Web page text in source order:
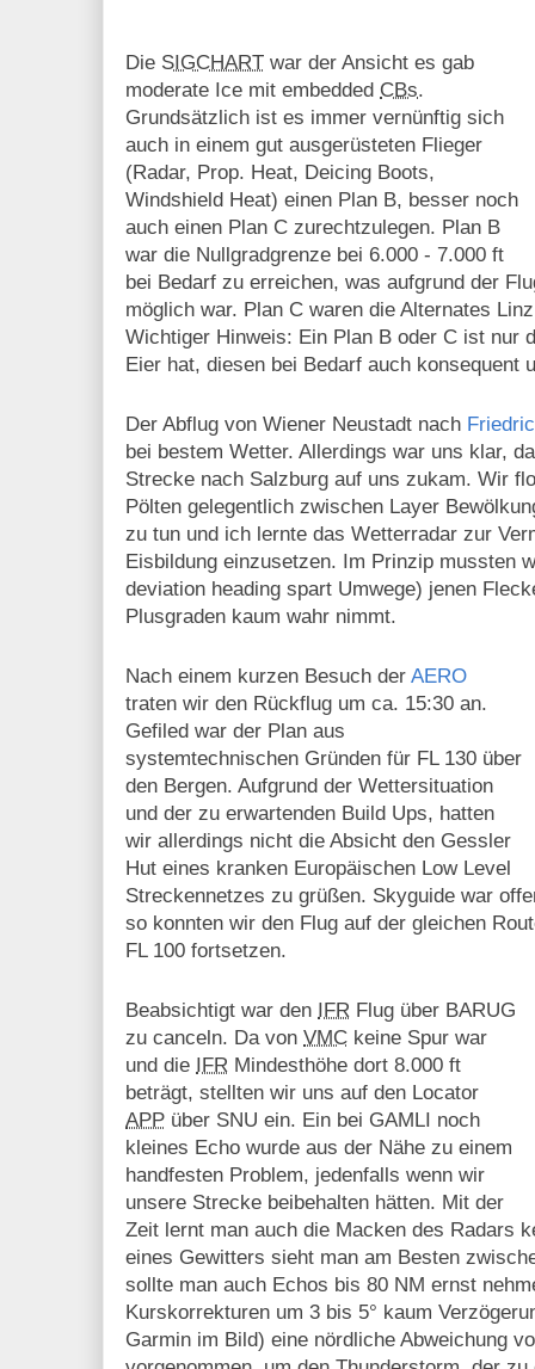
Die SIGCHART war der Ansicht es gab
moderate Ice mit embedded CBs.
Grundsätzlich ist es immer vernünftig sich
auch in einem gut ausgerüsteten Flieger
(Radar, Prop. Heat, Deicing Boots,
Windshield Heat) einen Plan B, besser noch
auch einen Plan C zurechtzulegen. Plan B
war die Nullgradgrenze bei 6.000 - 7.000 ft
bei Bedarf zu erreichen, was aufgrund der
möglich war. Plan C waren die Alternates
Wichtiger Hinweis: Ein Plan B oder C ist nur
Eier hat, diesen bei Bedarf auch konsequent
Der Abflug von Wiener Neustadt nach
bei bestem Wetter. Allerdings war uns klar,
Strecke nach Salzburg auf uns zukam. Wir
Pölten gelegentlich zwischen Layer
zu tun und ich lernte das Wetterradar zur
Eisbildung einzusetzen. Im Prinzip mussten
deviation heading spart Umwege) jenen
Plusgraden kaum wahr nimmt.
Nach einem kurzen Besuch der AERO
traten wir den Rückflug um ca. 15:30 an.
Gefiled war der Plan aus
systemtechnischen Gründen für FL 130 über
den Bergen. Aufgrund der Wettersituation
und der zu erwartenden Build Ups, hatten
wir allerdings nicht die Absicht den Gessler
Hut eines kranken Europäischen Low Level
Streckennetzes zu grüßen. Skyguide war
so konnten wir den Flug auf der gleichen
FL 100 fortsetzen.
Beabsichtigt war den IFR Flug über BARUG
zu canceln. Da von VMC keine Spur war
und die IFR Mindesthöhe dort 8.000 ft
beträgt, stellten wir uns auf den Locator
APP über SNU ein. Ein bei GAMLI noch
kleines Echo wurde aus der Nähe zu einem
handfesten Problem, jedenfalls wenn wir
unsere Strecke beibehalten hätten. Mit der
Zeit lernt man auch die Macken des Radars
eines Gewitters sieht man am Besten
sollte man auch Echos bis 80 NM ernst
Kurskorrekturen um 3 bis 5° kaum
Garmin im Bild) eine nördliche Abweichung